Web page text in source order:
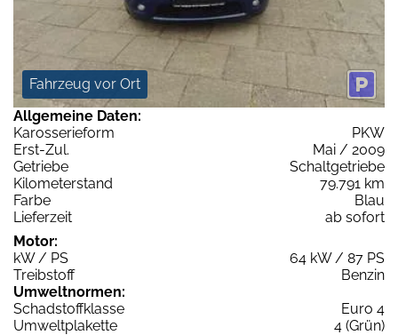
Fahrzeug vor Ort
Allgemeine Daten:
Karosserieform
PKW
Erst-Zul.
Mai / 2009
Getriebe
Schaltgetriebe
Kilometerstand
79.791 km
Farbe
Blau
Lieferzeit
ab sofort
Motor:
kW / PS
64 kW / 87 PS
Treibstoff
Benzin
Umweltnormen:
Schadstoffklasse
Euro 4
Umweltplakette
4 (Grün)